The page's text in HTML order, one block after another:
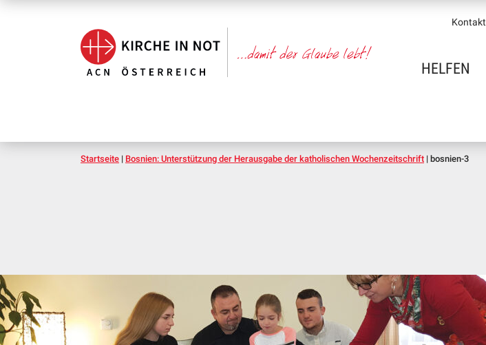
Kontakt
HELFEN
Startseite | Bosnien: Unterstützung der Herausgabe der katholischen Wochenzeitschrift | bosnien-3